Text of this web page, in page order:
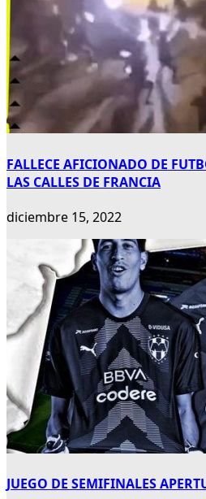
FALLECE AFICIONADO DE
LAS CALLES DE FRANCIA
diciembre 15, 2022
JUEGO DE SEMIFINALES